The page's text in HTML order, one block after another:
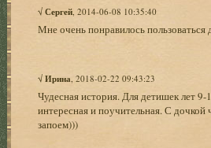
√Сергей , 2014-06-08 10:35:40
Мне очень понравилось
√Ирина , 2018-02-22 09:43:23
Чудесная история. Для детишек лет 9-
интересная и поучительная. С дочкой
запоем)))